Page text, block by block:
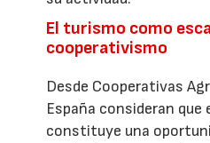
El turismo como
cooperativismo
Desde Cooperativas
España consideran que
constituye una